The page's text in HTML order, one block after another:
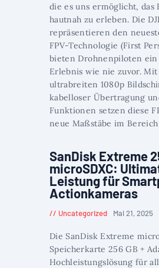
die es uns ermöglicht, das
hautnah zu erleben. Die
repräsentieren den
FPV-Technologie (First
bieten Drohnenpiloten ein
Erlebnis wie nie zuvor.
ultrabreiten 1080p
kabelloser Übertragung
Funktionen setzen diese
neue Maßstäbe im
SanDisk Extreme
microSDXC:
Leistung für
Actionkameras
Uncategorized Mai 21, 2025
Die SanDisk Extreme
Speicherkarte 256 GB +
Hochleistungslösung für